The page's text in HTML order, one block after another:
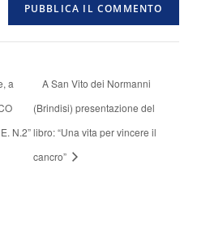
a
N.2”
A San Vito dei Normanni
(Brindisi) presentazione del
libro: “Una vita per vincere il
cancro”